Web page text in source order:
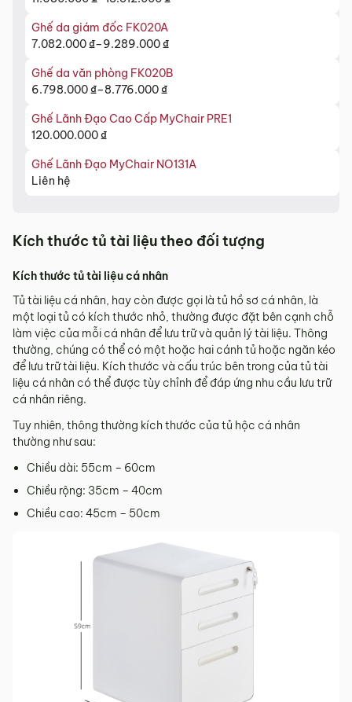
đến
15.121.000 ₫
Khoảng
giá:
từ
đến
13.512.000 ₫
Ghế da giám đốc FK020A
7.082.000₫–9.289.000₫
Khoảng
giá:
từ
đến
9.289.000 ₫
Ghế da văn phòng FK020B
6.798.000₫–8.776.000₫
Khoảng
giá:
từ
đến
8.776.000 ₫
Ghế Lãnh Đạo Cao Cấp MyChair PRE1
120.000.000₫
Ghế Lãnh Đạo MyChair NO131A
Liên hệ
Kích thước tủ tài liệu theo đối tượng
Kích thước tủ tài liệu cá nhân
Tủ tài liệu cá nhân, hay còn được gọi là tủ hồ sơ cá nhân, là
một loại tủ có kích thước nhỏ, thường được đặt bên cạnh chỗ
làm việc của mỗi cá nhân để lưu trữ và quản lý tài liệu. Thông
thường, chúng có thể có một hoặc hai cánh tủ hoặc ngăn kéo
để lưu trữ tài liệu. Kích thước và cấu trúc bên trong của tủ tài
liệu cá nhân có thể được tùy chỉnh để đáp ứng nhu cầu lưu trữ
cá nhân riêng.
Tuy nhiên, thông thường kích thước của tủ hộc cá nhân
thường như sau:
Chiều dài: 55cm – 60cm
Chiều rộng: 35cm – 40cm
Chiều cao: 45cm – 50cm